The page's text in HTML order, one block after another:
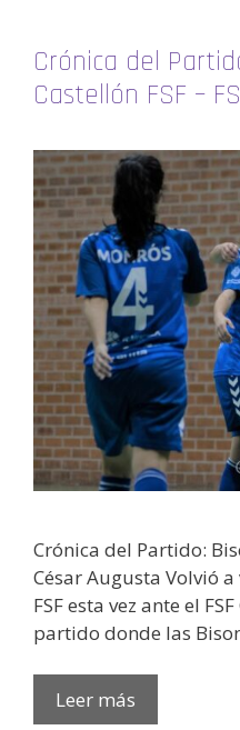
Crónica del
Castellón FSF –
Crónica del Partido:
César Augusta Volvió
FSF esta vez ante el
partido donde las
Leer más